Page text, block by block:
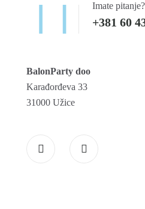
+381 60
Imate
BalonParty doo
Karađorđeva 33
31000 Užice